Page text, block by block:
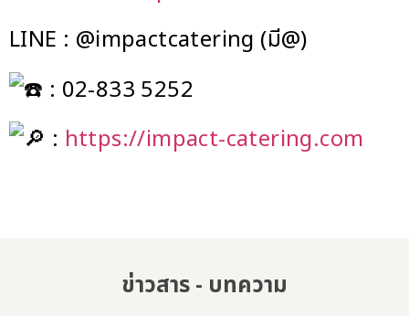
LINE : @impactcatering (มี@)
: 02-833 5252
: https://impact-catering.com
ข่าวสาร - บทความ